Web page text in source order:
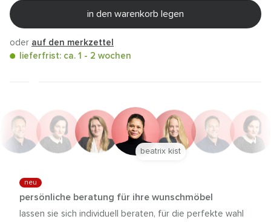
in den warenkorb legen
oder auf den merkzettel
lieferfrist: ca. 1 - 2 wochen
neu
persönliche beratung für ihre wunschmöbel
lassen sie sich individuell beraten, für die perfekte wahl
beatrix kist